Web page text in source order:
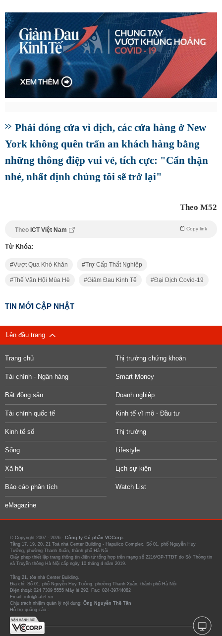
Phải đóng cửa vì dịch, các cửa hàng ở New
York không quên trấn an khách hàng bằng
những thông điệp vui vẻ, tích cực: "Cẩn thận
nhé, nhất định chúng tôi sẽ trở lại"
Theo M52
Theo ICT Việt Nam Copy link
Từ Khóa:
Vượt Qua Khó Khăn Trợ Cấp Thất Nghiệp
Thế Vận Hội Mùa Hè Giảm Đau Kinh Tế Đại Dịch Covid-19
TIN MỚI CẬP NHẬT
Lên đầu trang
Trang chủ Thị trường chứng khoán
Tài chính - Ngân hàng Smart Money
Bất động sản Doanh nghiệp
Tài chính quốc tế Kinh tế vĩ mô - Đầu tư
Kinh tế số Thị trường
Sống Lifestyle
Xã hội Lịch sự kiện
Báo cáo phân tích Watch List
eMagazine
© Copyright 2007 - 2026 - Công ty Cổ phần VCCorp.
Tầng 17, 19, 20, 21 Toà nhà Center Building - Hapulico Complex, Số 01, phố Nguyễn Huy
Tưởng, phường Thanh Xuân, thành phố Hà Nội
Giấy phép thiết lập trang thông tin điện tử tổng hợp trên mạng số 2216/GP-TTĐT do Sở Thông tin
và Truyền thông Hà Nội cấp ngày 10 tháng 4 năm 2019.
Tầng 21, tòa nhà Center Building.
Địa chỉ: Số 01, phố Nguyễn Huy Tưởng, phường Thanh Xuân, thành phố Hà Nội
Điện thoại: 024 7309 5555 Máy lẻ 292. Fax: 024-39744082
Email: info@cafef.vn
Chịu trách nhiệm quản lý nội dung: Ông Nguyễn Thế Tân
Hỗ trợ quảng cáo :